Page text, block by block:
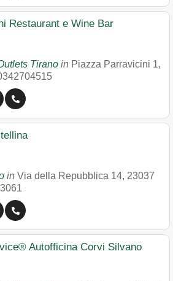
Restaurant e Wine Bar
Tirano in Piazza Parravicini 1,
in Via della Repubblica 14, 23037
Autofficina Corvi Silvano